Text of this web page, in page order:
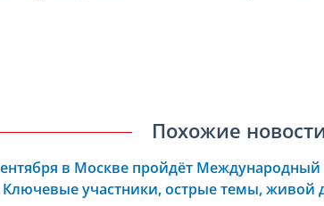
Похожие новости
в Москве пройдёт
участники, острые темы, живой